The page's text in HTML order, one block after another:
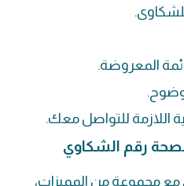
المعروضة.
اللازمة للتواصل معك.
رقم الشكاوي
مع مجموعة من المميزات،